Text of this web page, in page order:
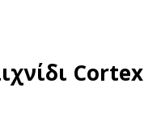
Cortex